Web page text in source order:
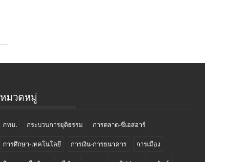
หมวดหมู่
กทม. กระบวนการยุติธรรม การตลาด-ซีเอสอาร์
การศึกษา-เทคโนโลยี การเงิน-การธนาคาร การเมือง